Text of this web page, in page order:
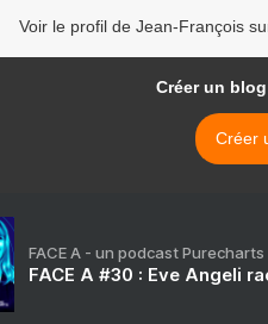
Voir le profil de Jean-François
Créer un
Créer
FACE A - un podcast Purecharts
FACE A #30 : Eve Angeli